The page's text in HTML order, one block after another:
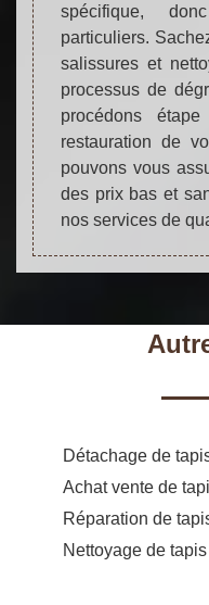
spécifique,
particuliers.
salissures et
processus de
procédons
restauration de
pouvons vous
des prix bas et
nos services de
Détachage de
Achat vente de
Réparation de
Nettoyage de